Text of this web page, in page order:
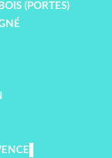
(PORTES)